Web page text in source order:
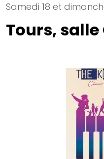
Samedi 18 et
Tours,